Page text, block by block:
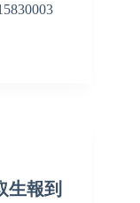
生報到